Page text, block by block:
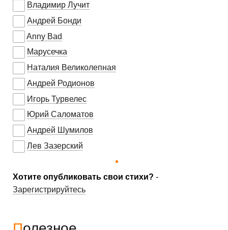
Владимир Лучит
Андрей Бонди
Anny Bad
Марусечка
Наталия Великолепная
Андрей Родионов
Игорь Турвелес
Юрий Саломатов
Андрей Шумилов
Лев Зазерский
Хотите опубликовать свои стихи? -
Зарегистрируйтесь